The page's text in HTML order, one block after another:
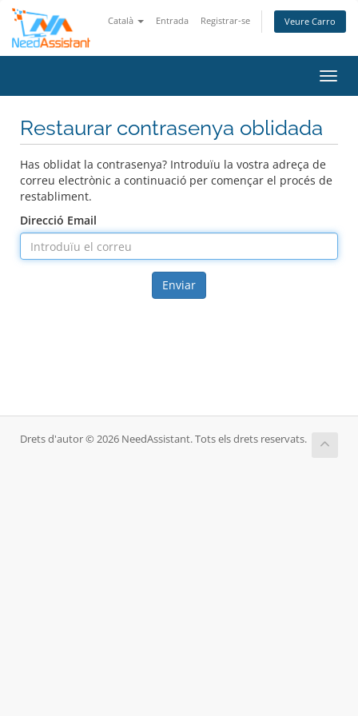
Català Entrada Registrar-se Veure Carro
Restaurar contrasenya oblidada
Has oblidat la contrasenya? Introduïu la vostra adreça de
correu electrònic a continuació per començar el procés de
restabliment.
Direcció Email
Enviar
Drets d'autor © 2026 NeedAssistant. Tots els drets reservats.